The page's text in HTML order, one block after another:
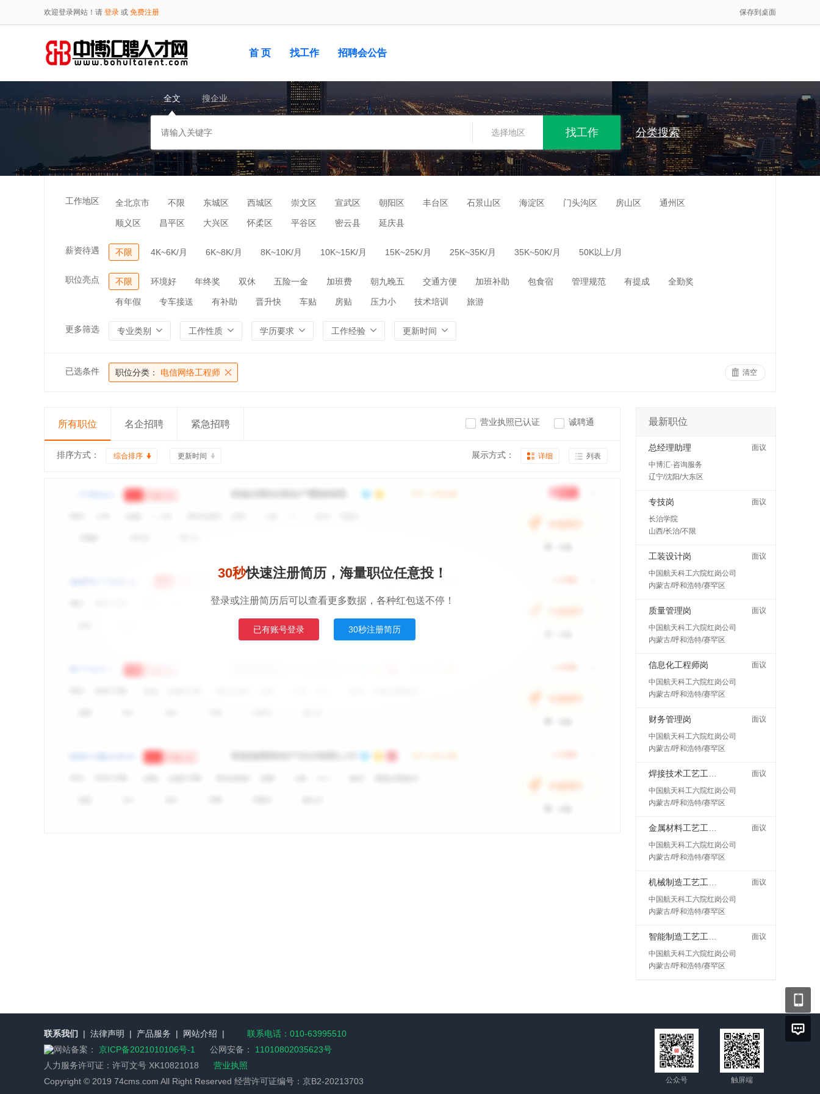
欢迎登录网站！请 登录 或 免费注册 保存到桌面
首 页 找工作 招聘会公告
全文 搜企业
选择地区 分类搜索
工作地区 全北京市 不限 东城区 西城区 崇文区 宣武区 朝阳区 丰台区 石景山区 海淀区 门头沟区 房山区 通州区
顺义区 昌平区 大兴区 怀柔区 平谷区 密云县 延庆县
薪资待遇 不限 4K~6K/月 6K~8K/月 8K~10K/月 10K~15K/月 15K~25K/月 25K~35K/月 35K~50K/月 50K以上/月
职位亮点 不限 环境好 年终奖 双休 五险一金 加班费 朝九晚五 交通方便 加班补助 包食宿 管理规范 有提成 全勤奖
有年假 专车接送 有补助 晋升快 车贴 房贴 压力小 技术培训 旅游
更多筛选 专业类别 工作性质 学历要求 工作经验 更新时间
已选条件 职位分类： 电信网络工程师 清空
所有职位 名企招聘 紧急招聘 营业执照已认证 诚聘通
排序方式： 综合排序 更新时间 展示方式： 详细 列表
30秒快速注册简历，海量职位任意投！
登录或注册简历后可以查看更多数据，各种红包送不停！
已有账号登录 30秒注册简历
最新职位
总经理助理
面议
中博汇·咨询服务
辽宁/沈阳/大东区
专技岗
面议
长治学院
山西/长治/不限
工装设计岗
面议
中国航天科工六院红岗公司
内蒙古/呼和浩特/赛罕区
质量管理岗
面议
中国航天科工六院红岗公司
内蒙古/呼和浩特/赛罕区
信息化工程师岗
面议
中国航天科工六院红岗公司
内蒙古/呼和浩特/赛罕区
财务管理岗
面议
中国航天科工六院红岗公司
内蒙古/呼和浩特/赛罕区
面议
中国航天科工六院红岗公司
内蒙古/呼和浩特/赛罕区
面议
中国航天科工六院红岗公司
内蒙古/呼和浩特/赛罕区
面议
中国航天科工六院红岗公司
内蒙古/呼和浩特/赛罕区
面议
中国航天科工六院红岗公司
内蒙古/呼和浩特/赛罕区
联系我们 | 法律声明 | 产品服务 | 网站介绍 |
联系电话：010-63995510
网站备案： 京ICP备2021010106号-1 公网安备：
11010802035623号
人力服务许可证： 许可文号 XK10821018
营业执照
Copyright © 2019 74cms.com All Right Reserved 经营许可证编号：京B2-20213703
公众号 触屏端